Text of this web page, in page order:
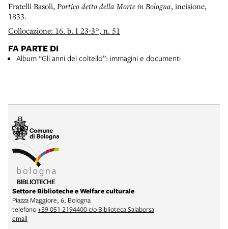
Fratelli Basoli, Portico detto della Morte in Bologna, incisione,
1833.
Collocazione: 16. b. I 23-3°, n. 51
FA PARTE DI
Album “Gli anni del coltello”: immagini e documenti
Settore Biblioteche e Welfare culturale
Piazza Maggiore, 6, Bologna
telefono+39 051 2194400 c/o Biblioteca Salaborsa
email